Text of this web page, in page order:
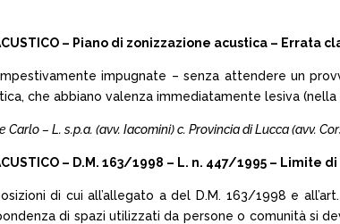
ACUSTICO – Piano di zonizzazione acustica –
impugnate – senza attendere un
che abbiano valenza immediatamente lesiva
Carlo – L. s.p.a. (avv. Iacomini) c. Provincia di Lucca (avv.
– D.M. 163/1998 – L. n. 447/1995 – Limite
di cui all’allegato a del D.M. 163/1998 e
di spazi utilizzati da persone o comunità si